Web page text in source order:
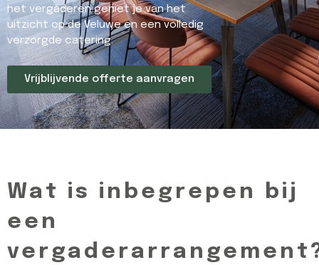
het vergaderen geniet je van het
uitzicht op de Veluwe en een volledig
verzorgde catering.
Vrijblijvende offerte aanvragen
Wat is inbegrepen bij
een